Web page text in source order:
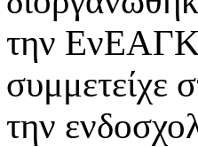
την
συμμετείχε
την